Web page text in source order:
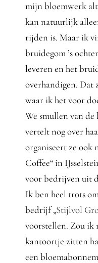
mijn bloemwerk
kan natuurlijk
rijden is. Maar ik
bruidegom ’s
leveren en het
overhandigen. Dat
waar ik het voor
We smullen van de
vertelt nog over
organiseert ze ook
Coffee“ in
voor bedrijven uit
Ik ben heel trots
bedrijf „Stijlvol
voorstellen. Zou
kantoortje zitten
een